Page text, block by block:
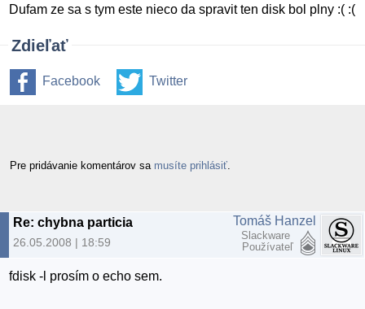
Dufam ze sa s tym este nieco da spravit ten disk bol plny :( :(
Zdieľať
Facebook Twitter
Pre pridávanie komentárov sa musíte prihlásiť
Re: chybna particia
26.05.2008 | 18:59
Tomáš Hanzel
Slackware
Používateľ
fdisk -l prosím o echo sem.